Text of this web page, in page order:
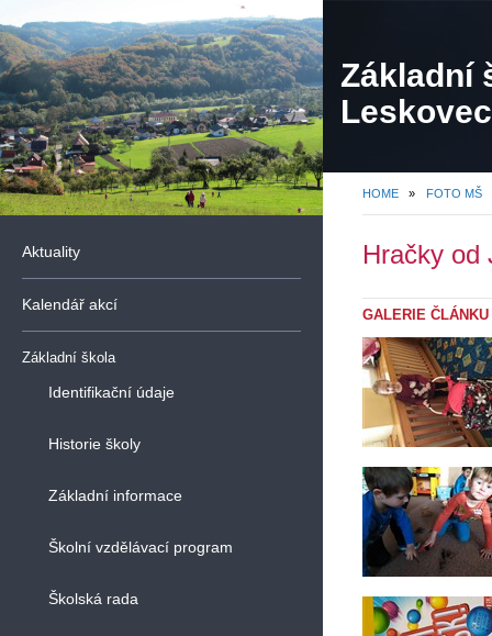
Základní
HOME » FOTO MŠ
Aktuality
Kalendář akcí
Základní škola
Identifikační údaje
Historie školy
Základní informace
Školní vzdělávací program
Školská rada
Hračky od
GALERIE ČLÁNKU